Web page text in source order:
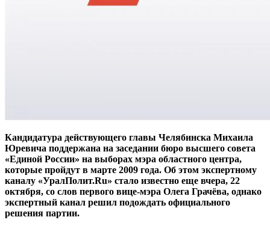
Кандидатура действующего главы Челябинска Михаила
Юревича поддержана на заседании бюро высшего совета
«Единой России» на выборах мэра областного центра,
которые пройдут в марте 2009 года. Об этом экспертному
каналу «УралПолит.Ru» стало известно еще вчера, 22
октября, со слов первого вице-мэра Олега Грачёва, однако
экспертный канал решил подождать официального
решения партии.